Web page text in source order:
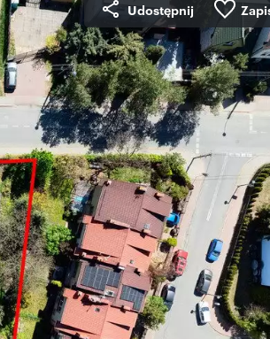
Udostępnij